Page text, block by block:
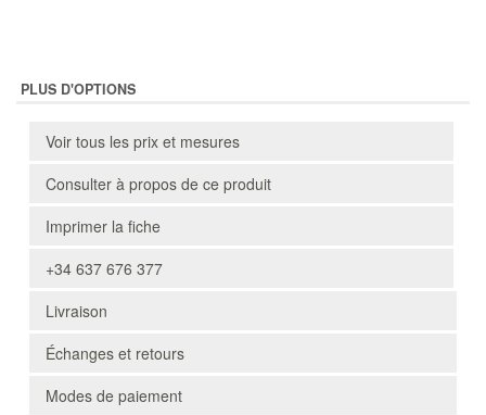
PLUS D'OPTIONS
Voir tous les prix et mesures
Consulter à propos de ce produit
Imprimer la fiche
+34 637 676 377
Livraison
Échanges et retours
Modes de paiement